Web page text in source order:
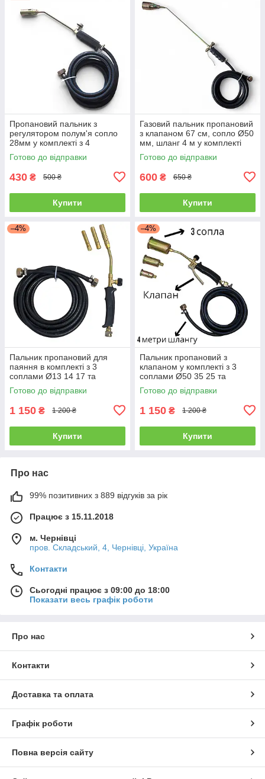
Пропановий пальник з
регулятором полум'я сопло
28мм у комплекті з 4
метрами шланга для
підключення до балона
Готово до відправки
430 ₴ 500 ₴
Купити
Газовий пальник пропановий
з клапаном 67 см, сопло Ø50
мм, шланг 4 м у комплекті
Готово до відправки
600 ₴ 650 ₴
Купити
–4%
Пальник пропановий для
паяння в комплекті з 3
соплами Ø13 14 17 та
шлангом 4 метри для
підключення до балона
Готово до відправки
1 150 ₴ 1 200 ₴
Купити
–4%
Пальник пропановий з
клапаном у комплекті з 3
соплами Ø50 35 25 та
шлангом 4 метри для
підключення до балона
Готово до відправки
1 150 ₴ 1 200 ₴
Купити
Про нас
99% позитивних з 889 відгуків за рік
Працює з 15.11.2018
м. Чернівці
пров. Складський, 4, Чернівці, Україна
Контакти
Сьогодні працює з 09:00 до 18:00
Показати весь графік роботи
Про нас
Контакти
Доставка та оплата
Графік роботи
Повна версія сайту